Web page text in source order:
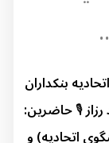
اتحادیه بنکداران
🎙 حاضرین:
اتحادیه) و